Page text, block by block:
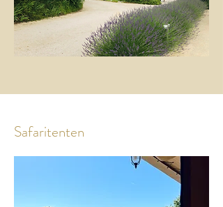
Safaritenten